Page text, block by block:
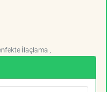
İlaçlama ,